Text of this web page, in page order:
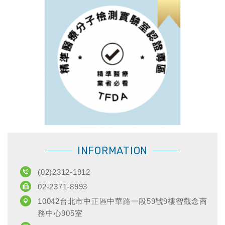
INFORMATION
(02)2312-1912
02-2371-8993
10042台北市中正區中華路一段59號9樓智觀念商
務中心905室